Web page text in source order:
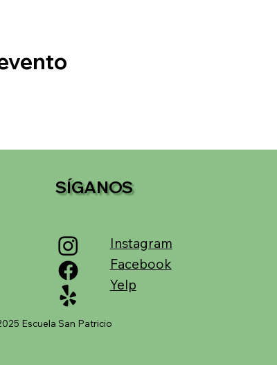
Instagram
Facebook
Yelp
SÍGANOS
Escuela San Patricio